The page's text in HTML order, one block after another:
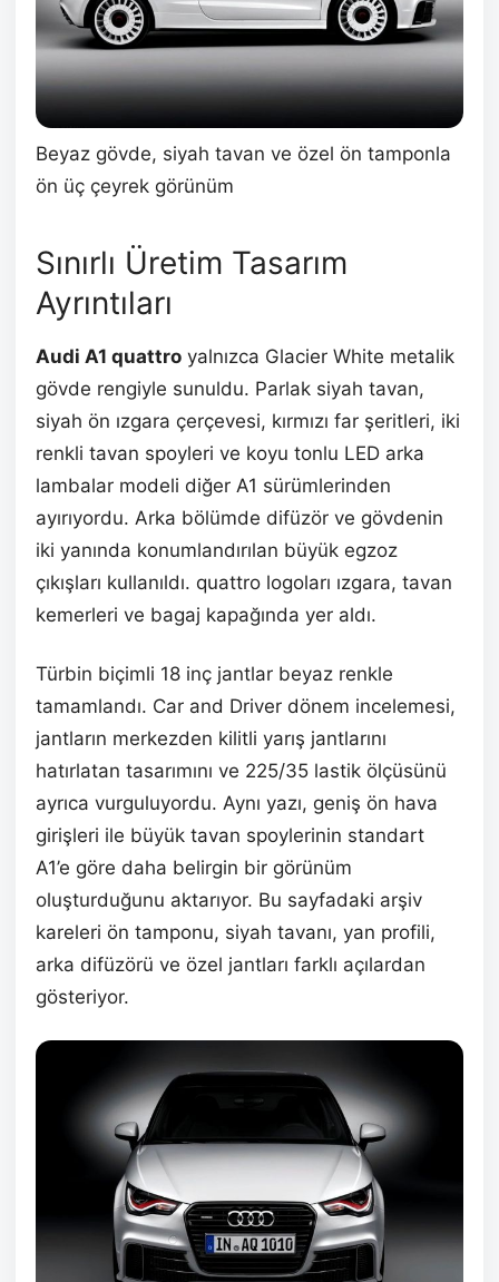
Beyaz gövde, siyah tavan ve özel ön tamponla
ön üç çeyrek görünüm
Sınırlı Üretim Tasarım
Ayrıntıları
Audi A1 quattro yalnızca Glacier White metalik
gövde rengiyle sunuldu. Parlak siyah tavan,
siyah ön ızgara çerçevesi, kırmızı far şeritleri, iki
renkli tavan spoyleri ve koyu tonlu LED arka
lambalar modeli diğer A1 sürümlerinden
ayırıyordu. Arka bölümde difüzör ve gövdenin
iki yanında konumlandırılan büyük egzoz
çıkışları kullanıldı. quattro logoları ızgara, tavan
kemerleri ve bagaj kapağında yer aldı.
Türbin biçimli 18 inç jantlar beyaz renkle
tamamlandı. Car and Driver dönem incelemesi,
jantların merkezden kilitli yarış jantlarını
hatırlatan tasarımını ve 225/35 lastik ölçüsünü
ayrıca vurguluyordu. Aynı yazı, geniş ön hava
girişleri ile büyük tavan spoylerinin standart
A1’e göre daha belirgin bir görünüm
oluşturduğunu aktarıyor. Bu sayfadaki arşiv
kareleri ön tamponu, siyah tavanı, yan profili,
arka difüzörü ve özel jantları farklı açılardan
gösteriyor.